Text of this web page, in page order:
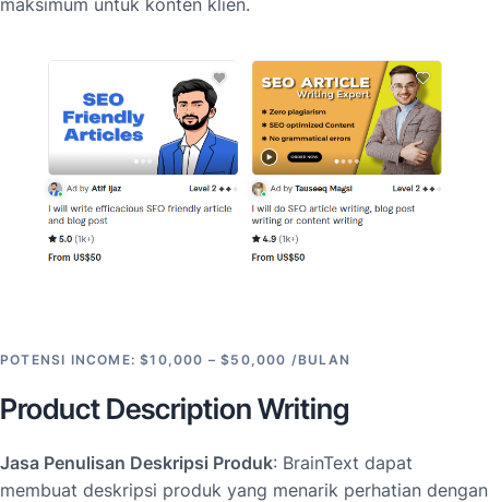
POTENSI INCOME: $10,000 – $50,000 /BULAN
Product Description Writing
Jasa Penulisan Deskripsi Produk: BrainText dapat
membuat deskripsi produk yang menarik perhatian dengan